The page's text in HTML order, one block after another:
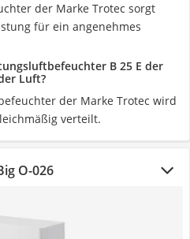
der Marke Trotec sorgt
für ein angenehmes
B 25 E der
Luft?
der Marke Trotec wird
verteilt.
O-026